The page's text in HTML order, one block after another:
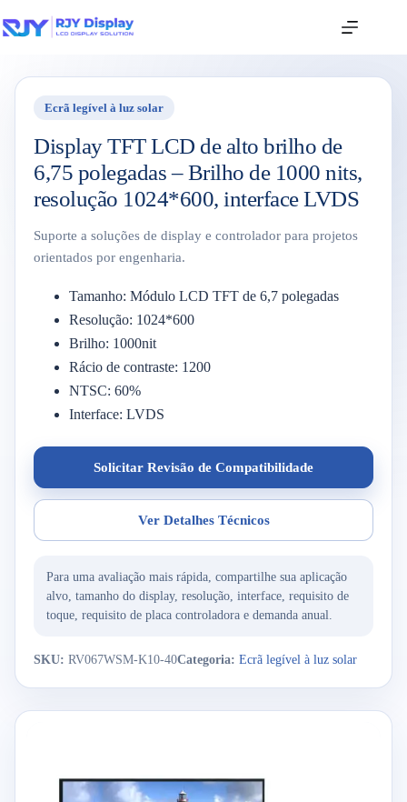
Ecrã legível à luz solar
Display TFT LCD de alto brilho de
6,75 polegadas – Brilho de 1000 nits,
resolução 1024*600, interface LVDS
Suporte a soluções de display e controlador para projetos
orientados por engenharia.
Tamanho: Módulo LCD TFT de 6,7 polegadas
Resolução: 1024*600
Brilho: 1000nit
Rácio de contraste: 1200
NTSC: 60%
Interface: LVDS
Solicitar Revisão de Compatibilidade
Ver Detalhes Técnicos
Para uma avaliação mais rápida, compartilhe sua aplicação
alvo, tamanho do display, resolução, interface, requisito de
toque, requisito de placa controladora e demanda anual.
SKU: RV067WSM-K10-40Categoria: Ecrã legível à luz solar